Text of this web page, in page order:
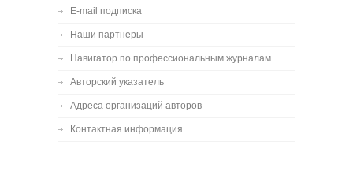
E-mail подписка
Наши партнеры
Навигатор по профессиональным журналам
Авторский указатель
Адреса организаций авторов
Контактная информация